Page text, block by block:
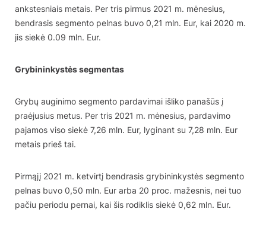
ankstesniais metais. Per tris pirmus 2021 m. mėnesius,
bendrasis segmento pelnas buvo 0,21 mln. Eur, kai 2020 m.
jis siekė 0.09 mln. Eur.
Grybininkystės segmentas
Grybų auginimo segmento pardavimai išliko panašūs į
praėjusius metus. Per tris 2021 m. mėnesius, pardavimo
pajamos viso siekė 7,26 mln. Eur, lyginant su 7,28 mln. Eur
metais prieš tai.
Pirmąjį 2021 m. ketvirtį bendrasis grybininkystės segmento
pelnas buvo 0,50 mln. Eur arba 20 proc. mažesnis, nei tuo
pačiu periodu pernai, kai šis rodiklis siekė 0,62 mln. Eur.